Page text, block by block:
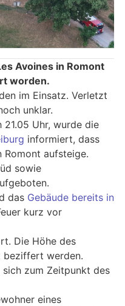
Avoines in Romont
worden.
im Einsatz. Verletzt
unklar.
Uhr, wurde die
informiert, dass
Romont aufsteige.
sowie
das Gebäude bereits in
kurz vor
Die Höhe des
beziffert werden.
sich zum Zeitpunkt des
eines